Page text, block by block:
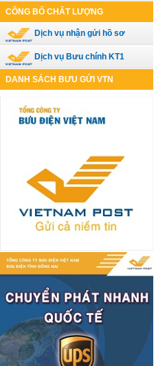
CÔNG BỐ CHẤT LƯỢNG
Dịch vụ nhận gửi hồ sơ
Dịch vụ Bưu chính KT1
DANH SÁCH BƯU GỬI VTN